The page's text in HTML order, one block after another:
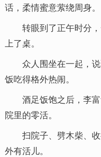
话，柔情蜜意萦绕周身。
转眼到了正午时分
上了桌。
众人围坐在一起，
饭吃得格外热闹。
酒足饭饱之后，李
院里的零活。
扫院子、劈木柴、
外有活儿。